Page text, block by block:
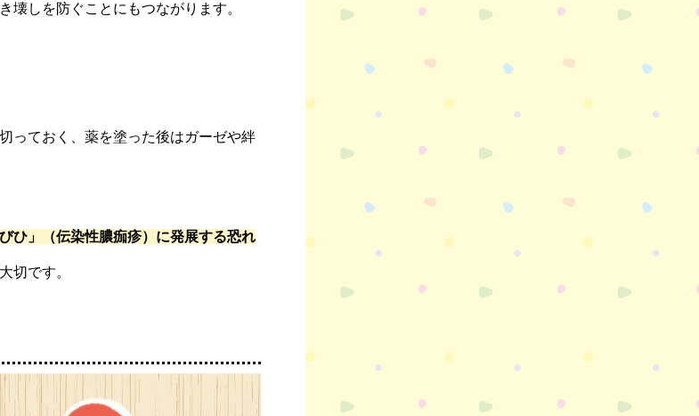
壊しを防ぐことにもつながります。
っておく、薬を塗った後はガーゼや絆
ひ」（伝染性膿痂疹）に発展する恐れ
切です。